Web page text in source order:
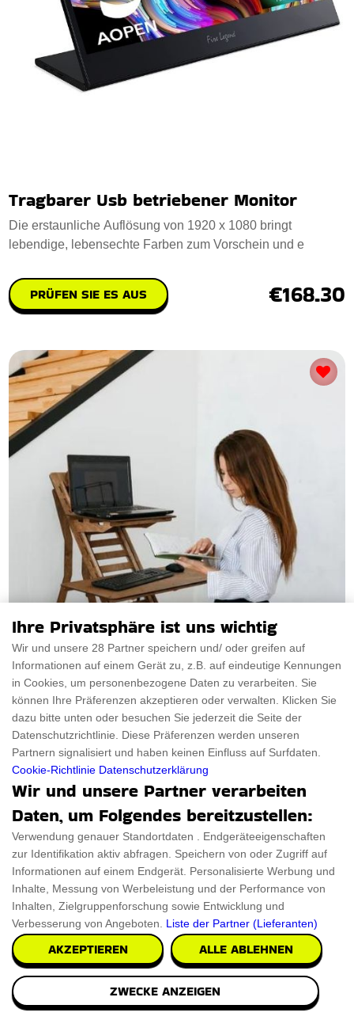
Tragbarer Usb betriebener Monitor
Die erstaunliche Auflösung von 1920 x 1080 bringt
lebendige, lebensechte Farben zum Vorschein und e
PRÜFEN SIE ES AUS €168.30
Tragbarer holzerner Steh-Laptop-
Schreibtisch
Ein hervorragender Steh-Sitz-Schreibtisch für Ihr Zuhause
und Ihr Büro ist der Steh-Schreibtisch.
PRÜFEN SIE ES AUS €84.93
Ihre Privatsphäre ist uns wichtig
Wir und unsere 28 Partner speichern und/ oder greifen auf
Informationen auf einem Gerät zu, z.B. auf eindeutige Kennungen
in Cookies, um personenbezogene Daten zu verarbeiten. Sie
können Ihre Präferenzen akzeptieren oder verwalten. Klicken Sie
dazu bitte unten oder besuchen Sie jederzeit die Seite der
Datenschutzrichtlinie. Diese Präferenzen werden unseren
Partnern signalisiert und haben keinen Einfluss auf Surfdaten.
Cookie-Richtlinie Datenschutzerklärung
Wir und unsere Partner verarbeiten
Daten, um Folgendes bereitzustellen:
Verwendung genauer Standortdaten . Endgeräteeigenschaften
zur Identifikation aktiv abfragen. Speichern von oder Zugriff auf
Informationen auf einem Endgerät. Personalisierte Werbung und
Inhalte, Messung von Werbeleistung und der Performance von
Inhalten, Zielgruppenforschung sowie Entwicklung und
Verbesserung von Angeboten. Liste der Partner (Lieferanten)
AKZEPTIEREN ALLE ABLEHNEN
ZWECKE ANZEIGEN